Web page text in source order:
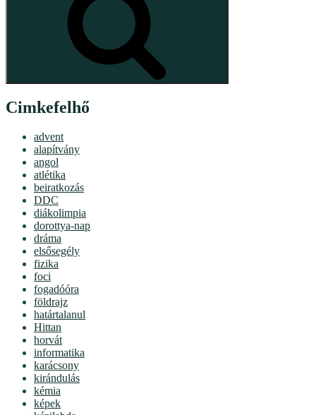
Cimkefelhő
advent
alapítvány
angol
atlétika
beiratkozás
DDC
diákolimpia
dorottya-nap
dráma
elsősegély
fizika
foci
fogadóóra
földrajz
határtalanul
Hittan
horvát
informatika
karácsony
kirándulás
kémia
képek